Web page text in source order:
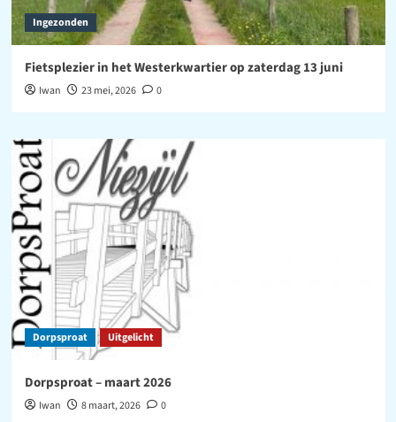
Ingezonden
Fietsplezier in het Westerkwartier op zaterdag 13 juni
Iwan 23 mei, 2026 0
Dorpsproat Uitgelicht
Dorpsproat – maart 2026
Iwan 8 maart, 2026 0